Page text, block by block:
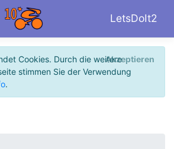
LetsDoIt2
Cookies. Durch die weitere
stimmen Sie der Verwendung
.
Akzeptieren